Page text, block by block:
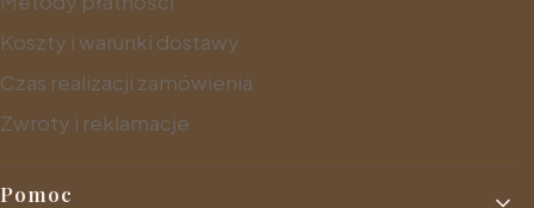
Koszty i warunki dostawy
Czas realizacji zamówienia
Zwroty i reklamacje
Pomoc